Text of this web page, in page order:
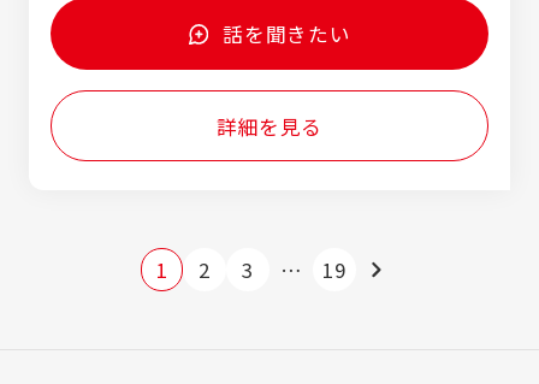
話を聞きたい
詳細を見る
1 2 3 … 19